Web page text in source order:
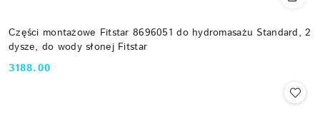
Części montażowe Fitstar 8696051 do hydromasażu Standard, 2
dysze, do wody słonej Fitstar
Cena:
3188.00